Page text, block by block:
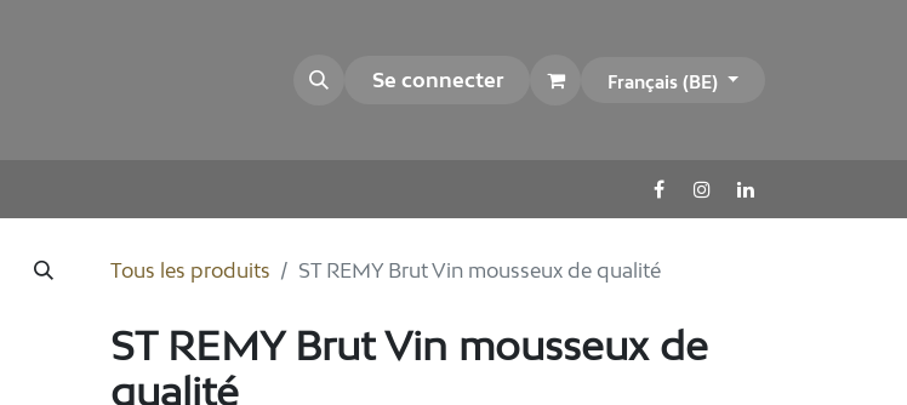
Se connecter Français (BE)
Tous les produits ST REMY Brut Vin mousseux de qualité
ST REMY Brut Vin mousseux de
qualité